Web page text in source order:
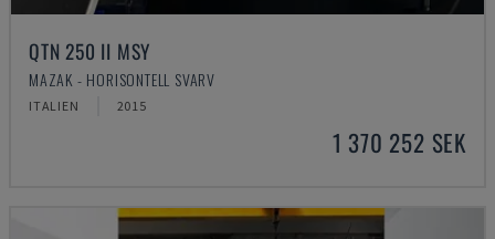
QTN 250 II MSY
MAZAK - HORISONTELL SVARV
ITALIEN 2015
1 370 252 SEK